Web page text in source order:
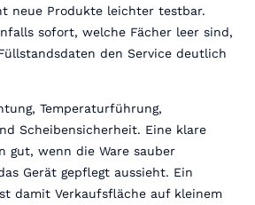
neue Produkte leichter testbar.
sofort, welche Fächer leer sind,
den Service deutlich
Temperaturführung,
Scheibensicherheit. Eine klare
gut, wenn die Ware sauber
Gerät gepflegt aussieht. Ein
damit Verkaufsfläche auf kleinem